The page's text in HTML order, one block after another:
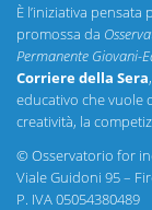
È l’iniziativa
promossa da
Permanente Giovani-
Corriere della Sera,
educativo che vuole
creatività, la
©Osservatorio for
Viale Guidoni 95 –
P. IVA 05054380489